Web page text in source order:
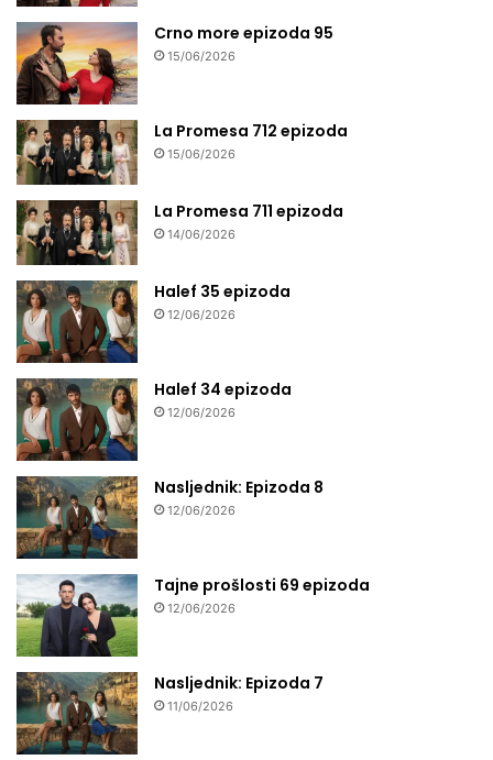
Crno more epizoda 95
15/06/2026
La Promesa 712 epizoda
15/06/2026
La Promesa 711 epizoda
14/06/2026
Halef 35 epizoda
12/06/2026
Halef 34 epizoda
12/06/2026
Nasljednik: Epizoda 8
12/06/2026
Tajne prošlosti 69 epizoda
12/06/2026
Nasljednik: Epizoda 7
11/06/2026